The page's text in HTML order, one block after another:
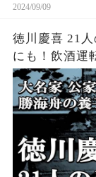
2024/09/09
徳川慶喜 21
にも！飲酒運